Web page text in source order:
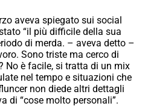
aveva spiegato sui social
“il più difficile della sua
di merda. – aveva detto –
Sono triste ma cerco di
No è facile, si tratta di un mix
nel tempo e situazioni che
non diede altri dettagli
di “cose molto personali”.